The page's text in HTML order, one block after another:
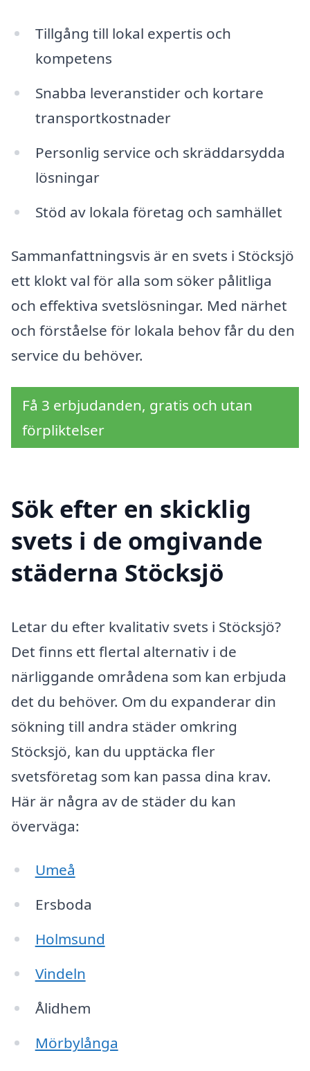
Tillgång till lokal expertis och
kompetens
Snabba leveranstider och kortare
transportkostnader
Personlig service och skräddarsydda
lösningar
Stöd av lokala företag och samhället
Sammanfattningsvis är en svets i Stöcksjö
ett klokt val för alla som söker pålitliga
och effektiva svetslösningar. Med närhet
och förståelse för lokala behov får du den
service du behöver.
Få 3 erbjudanden, gratis och utan
förpliktelser
Sök efter en skicklig
svets i de omgivande
städerna Stöcksjö
Letar du efter kvalitativ svets i Stöcksjö?
Det finns ett flertal alternativ i de
närliggande områdena som kan erbjuda
det du behöver. Om du expanderar din
sökning till andra städer omkring
Stöcksjö, kan du upptäcka fler
svetsföretag som kan passa dina krav.
Här är några av de städer du kan
överväga:
Umeå
Ersboda
Holmsund
Vindeln
Ålidhem
Mörbylånga